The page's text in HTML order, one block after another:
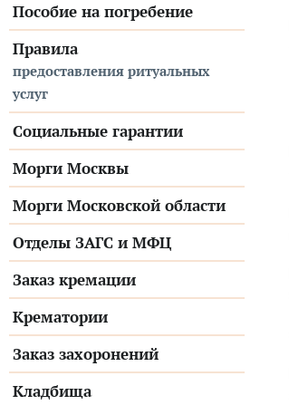
Пособие на погребение
Правила
предоставления ритуальных
услуг
Социальные гарантии
Морги Москвы
Морги Московской области
Отделы ЗАГС и МФЦ
Заказ кремации
Крематории
Заказ захоронений
Кладбища